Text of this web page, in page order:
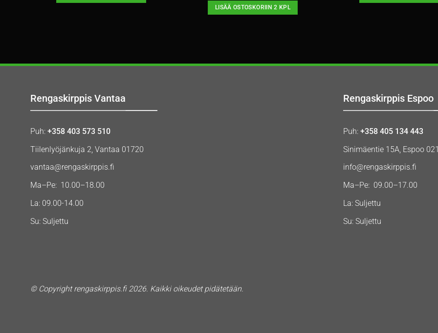
LISÄÄ OSTOSKORIIN 2 KPL
Rengaskirppis Vantaa
Puh: +358 403 573 510
Tiilenlyöjänkuja 2, Vantaa 01720
vantaa@rengaskirppis.fi
Ma–Pe: 10.00–18.00
La: 09.00-14.00
Su: Suljettu
Rengaskirppis Espoo
Puh: +358 405 134 443
Sinimäentie 15A, Espoo
info@rengaskirppis.fi
Ma–Pe: 09.00–17.00
La: Suljettu
Su: Suljettu
© Copyright rengaskirppis.fi 2026. Kaikki oikeudet pidätetään.